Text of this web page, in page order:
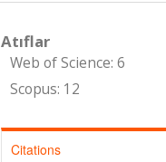
Atıflar
Web of Science: 6
Scopus: 12
Citations